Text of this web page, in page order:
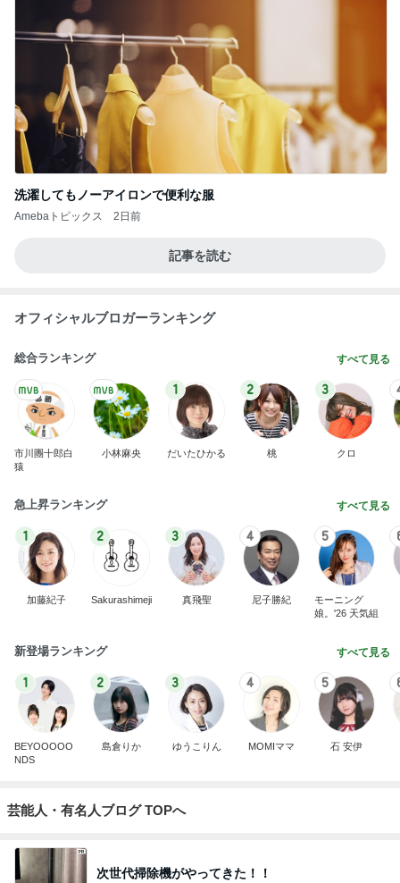
洗濯してもノーアイロンで便利な服
Amebaトピックス 2日前
記事を読む
オフィシャルブロガーランキング
総合ランキング すべて見る
市川團十郎白
猿
小林麻央
1
だいたひかる
2
桃
3
クロ
急上昇ランキング すべて見る
1
加藤紀子
2
Sakurashimeji
3
真飛聖
4
尼子勝紀
5
モーニング
娘。'26 天気組
新登場ランキング すべて見る
1
BEYOOOOO
NDS
2
島倉りか
3
ゆうこりん
4
MOMIママ
5
石 安伊
芸能人・有名人ブログ TOPへ
次世代掃除機がやってきた！！